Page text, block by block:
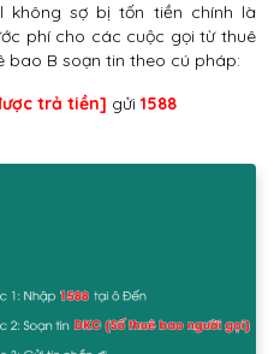
không sợ bị tốn tiền chính là
phí cho các cuộc gọi từ thuê
bao B soạn tin theo cú pháp:
trả tiền] gửi 1588